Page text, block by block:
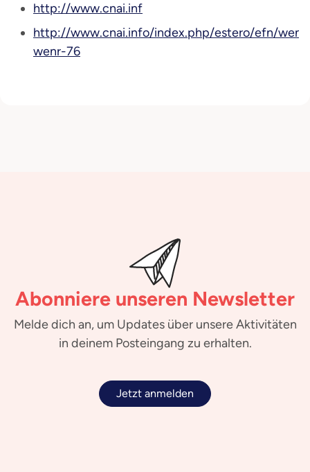
http://www.cnai.inf
http://www.cnai.info/index.php/estero/efn/
wenr-76
Abonniere unseren Newsletter
Melde dich an, um Updates über unsere Aktivitäten
in deinem Posteingang zu erhalten.
Jetzt anmelden